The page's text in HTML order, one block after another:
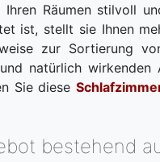
Räumen stilvoll
ist, stellt sie Ihnen
zur Sortierung
natürlich
Sie diese
bestehend